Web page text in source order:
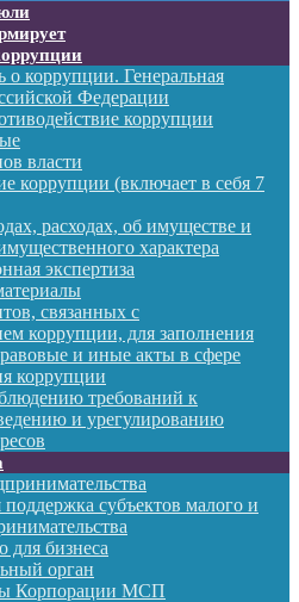
о коррупции. Генеральная
Федерации
коррупции
власти
коррупции (включает в себя 7
расходах, об имуществе и
характера
экспертиза
связанных с
коррупции, для заполнения
и иные акты в сфере
коррупции
требований к
и урегулированию
субъектов малого и
для бизнеса
орган
Корпорации МСП